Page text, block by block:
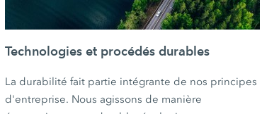
Technologies et procédés durables
La durabilité fait partie intégrante de nos principes
d'entreprise. Nous agissons de manière